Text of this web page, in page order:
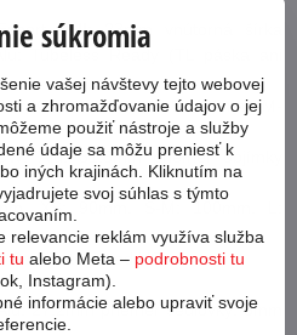
SLII; 23mm vnútorná šírka
Tubeless Ready (TL páska ani
XXS: 380mm, XS-S: 400mm, M-
Alu; 31.8mm priemer objímky
XS: 90mm, S-M: 100mm, L:
Semi Integrated HS
Expert
27.2mm priemer sedlovky; 5mm
súkromia
vašej návštevy tejto webovej
a zhromažďovanie údajov o jej
použiť nástroje a služby
údaje sa môžu preniesť k
iných krajinách. Kliknutím na
svoj súhlas s týmto
relevancie reklám využíva služba
tu alebo Meta – podrobnosti tu
Instagram).
informácie alebo upraviť svoje